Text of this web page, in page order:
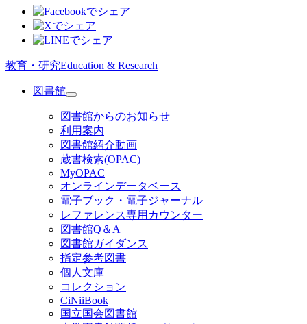
教育・研究Education & Research
図書館
図書館からのお知らせ
利用案内
図書館紹介動画
蔵書検索(OPAC)
MyOPAC
オンラインデータベース
電子ブック・電子ジャーナル
レファレンス専用カウンター
図書館Q＆A
図書館ガイダンス
指定参考図書
個人文庫
コレクション
CiNiiBook
国立国会図書館